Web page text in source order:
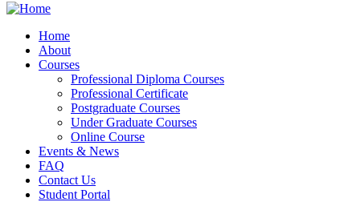
Home
About
Courses
Professional Diploma Courses
Professional Certificate
Postgraduate Courses
Under Graduate Courses
Online Course
Events & News
FAQ
Contact Us
Student Portal